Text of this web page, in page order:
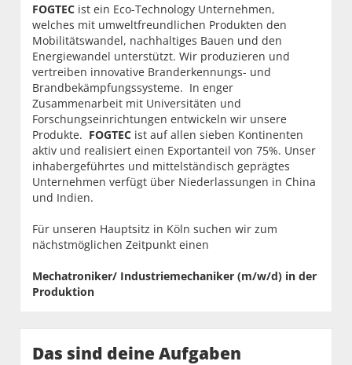
FOGTEC ist ein Eco-Technology Unternehmen,
welches mit umweltfreundlichen Produkten den
Mobilitätswandel, nachhaltiges Bauen und den
Energiewandel unterstützt. Wir produzieren und
vertreiben innovative Branderkennungs- und
Brandbekämpfungssysteme. In enger
Zusammenarbeit mit Universitäten und
Forschungseinrichtungen entwickeln wir unsere
Produkte. FOGTEC ist auf allen sieben Kontinenten
aktiv und realisiert einen Exportanteil von 75%. Unser
inhabergeführtes und mittelständisch geprägtes
Unternehmen verfügt über Niederlassungen in China
und Indien.
Für unseren Hauptsitz in Köln suchen wir zum
nächstmöglichen Zeitpunkt einen
Mechatroniker/ Industriemechaniker (m/w/d) in der
Produktion
Das sind deine Aufgaben